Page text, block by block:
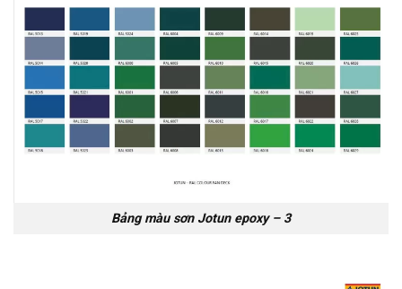
Bảng màu sơn Jotun epoxy – 3